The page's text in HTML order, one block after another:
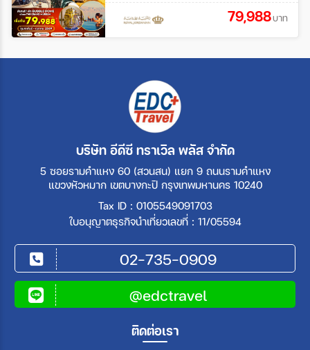
79,988บาท
บริษัท อีดีซี ทราเวิล พลัส จำกัด
5 ซอยรามคำแหง 60 (สวนสน) แยก 9 ถนนรามคำแหง
แขวงหัวหมาก เขตบางกะปิ กรุงเทพมหานคร 10240
Tax ID : 0105549091703
ใบอนุญาตธุรกิจนำเที่ยวเลขที่ : 11/05594
02-735-0909
@edctravel
ติดต่อเรา